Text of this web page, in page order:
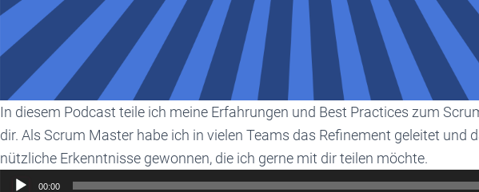
In diesem Podcast teile ich meine Erfahrungen und Best Practices zum
dir. Als Scrum Master habe ich in vielen Teams das Refinement geleitet und
nützliche Erkenntnisse gewonnen, die ich gerne mit dir teilen möchte.
Audio
00:00